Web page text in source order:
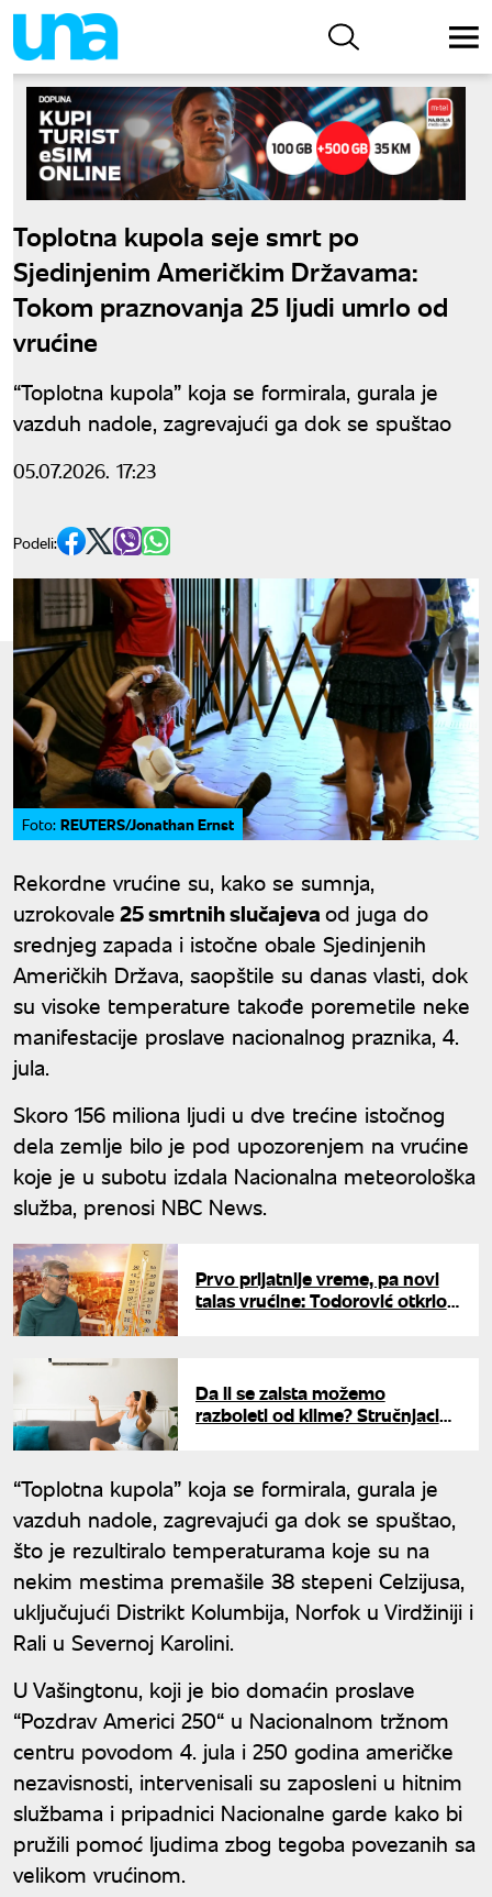
Toplotna kupola seje smrt po
Sjedinjenim Američkim Državama:
Tokom praznovanja 25 ljudi umrlo od
vrućine
“Toplotna kupola” koja se formirala, gurala je
vazduh nadole, zagrevajući ga dok se spuštao
05.07.2026. 17:23
Podeli:
Foto: REUTERS/Jonathan Ernst
Rekordne vrućine su, kako se sumnja,
uzrokovale25 smrtnih slučajevaod juga do
srednjeg zapada i istočne obale Sjedinjenih
Američkih Država, saopštile su danas vlasti, dok
su visoke temperature takođe poremetile neke
manifestacije proslave nacionalnog praznika, 4.
jula.
Skoro 156 miliona ljudi u dve trećine istočnog
dela zemlje bilo je pod upozorenjem na vrućine
koje je u subotu izdala Nacionalna meteorološka
služba, prenosi NBC News.
Prvo prijatnije vreme, pa novi
talas vrućine: Todorović otkrio
Da li se zaista možemo
razboleti od klime? Stručnjaci
“Toplotna kupola” koja se formirala, gurala je
vazduh nadole, zagrevajući ga dok se spuštao,
što je rezultiralo temperaturama koje su na
nekim mestima premašile 38 stepeni Celzijusa,
uključujući Distrikt Kolumbija, Norfok u Virdžiniji i
Rali u Severnoj Karolini.
U Vašingtonu, koji je bio domaćin proslave
“Pozdrav Americi 250“ u Nacionalnom tržnom
centru povodom 4. jula i 250 godina američke
nezavisnosti, intervenisali su zaposleni u hitnim
službama i pripadnici Nacionalne garde kako bi
pružili pomoć ljudima zbog tegoba povezanih sa
velikom vrućinom.